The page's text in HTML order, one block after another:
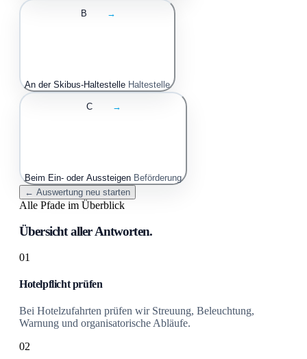
B →
An der Skibus-Haltestelle Haltestelle
C →
Beim Ein- oder Aussteigen Beförderung
← Auswertung neu starten
Alle Pfade im Überblick
Übersicht aller Antworten.
01
Hotelpflicht prüfen
Bei Hotelzufahrten prüfen wir Streuung, Beleuchtung,
Warnung und organisatorische Abläufe.
02